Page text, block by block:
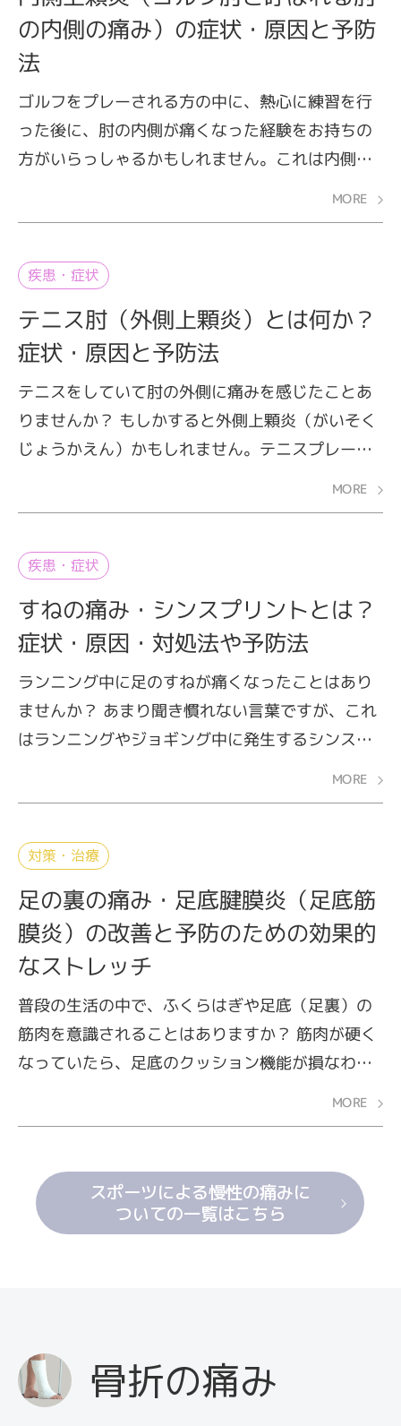
の内側の痛み）の症状・原因と予防
法
ゴルフをプレーされる方の中に、熱心に練習を行
った後に、肘の内側が痛くなった経験をお持ちの
方がいらっしゃるかもしれません。これは内側上
顆炎（ないそくじょうかえん）というスポーツ障
害。ゴルフ肘とも呼ばれ、肘の使いすぎによって
生することがあり、フォアハンドのときに肘関節
MORE
疾患・症状
テニス肘（外側上顆炎）とは何か？
症状・原因と予防法
テニスをしていて肘の外側に痛みを感じたことあ
りませんか？ もしかすると外側上顆炎（がいそく
じょうかえん）かもしれません。テニスプレーヤ
ーの3〜5割が経験したことがあるといわれ、テニ
ス肘とも呼ばれます。しかし、仕事や家事などの
をプレーする方以外も注意が必要。ここでは、外
側上顆炎（テニス肘）の症状・原因や具体的な予
防策をご紹介します。
MORE
疾患・症状
すねの痛み・シンスプリントとは？
症状・原因・対処法や予防法
ランニング中に足のすねが痛くなったことはあり
ませんか？ あまり聞き慣れない言葉ですが、これ
はランニングやジョギング中に発生するシンスプ
リントと呼ばれるスポーツ障害の症状かもしれま
せん。走ったり、ジャンプしたりしたときに、す
MORE
対策・治療
足の裏の痛み・足底腱膜炎（足底筋
膜炎）の改善と予防のための効果的
なストレッチ
普段の生活の中で、ふくらはぎや足底（足裏）の
筋肉を意識されることはありますか？ 筋肉が硬く
なっていたら、足底のクッション機能が損なわれ
ているのかもしれません。このクッション機能と
して働く部分は足底腱膜（そくていけんまく）と
く）に過度のストレスがかかり、炎症を引き起こ
す可能性があります。
足底腱膜炎の予防・改善には、まず硬くなった筋
MORE
スポーツによる慢性の痛みに
ついての一覧はこちら
骨折の痛み